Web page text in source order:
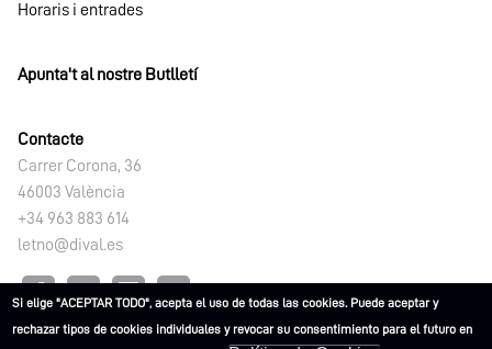
Horaris i entrades
Apunta't al nostre Butlletí
Contacte
Carrer Corona, 36
46003 València
+34 963 883 614
letno@dival.es
Si elige "ACEPTAR TODO", acepta el uso de todas las cookies. Puede aceptar y
rechazar tipos de cookies individuales y revocar su consentimiento para el futuro en